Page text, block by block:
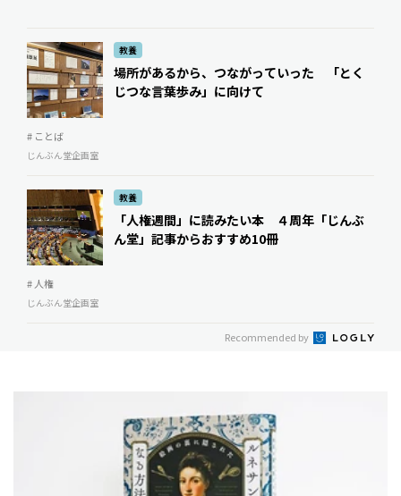
教養
場所があるから、つながっていった 「とく
じつな言葉歩み」に向けて
# ことば
じんぶん堂企画室
教養
「人権週間」に読みたい本 ４周年「じんぶ
ん堂」記事からおすすめ10冊
# 人権
じんぶん堂企画室
Recommended by